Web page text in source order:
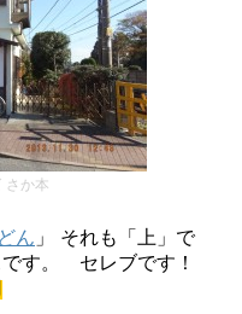
さか本
ん 」 それも「上」で
す。 セレブです！